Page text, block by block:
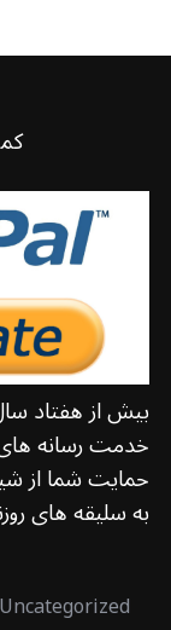
بیش از هفتاد
خدمت رسانه
حمایت شما از
به سلیقه های
Uncategorized